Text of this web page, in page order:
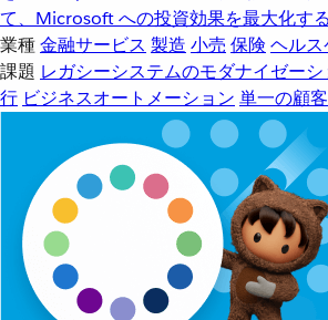
て、Microsoft への投資効果を最大化する
業種金融サービス 製造 小売 保険 ヘルス
課題 レガシーシステムのモダナイゼーシ
行 ビジネスオートメーション 単一の顧